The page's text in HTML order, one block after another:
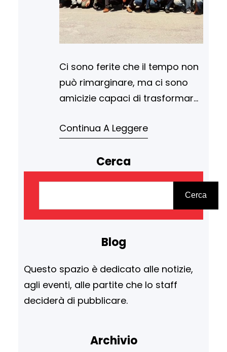
Ci sono ferite che il tempo non
può rimarginare, ma ci sono
amicizie capaci di trasformare
speranza. È quello che è
Pocapaglia (Frazione Macellai,
straordinaria, la quarta, del
Memorial Enrico Falco. Un
evento che non è solo un…
Continua A Leggere
Cerca
Cerca
Blog
Questo spazio è dedicato alle notizie,
agli eventi, alle partite che lo staff
deciderà di pubblicare.
Archivio